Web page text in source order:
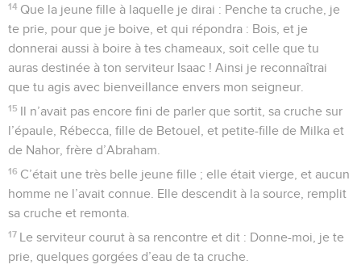
14 Que la jeune fille à laquelle je dirai : Penche ta cruche, je
te prie, pour que je boive, et qui répondra : Bois, et je
donnerai aussi à boire à tes chameaux, soit celle que tu
auras destinée à ton serviteur Isaac ! Ainsi je reconnaîtrai
que tu agis avec bienveillance envers mon seigneur.
15 Il n’avait pas encore fini de parler que sortit, sa cruche sur
l’épaule, Rébecca, fille de Betouel, et petite-fille de Milka et
de Nahor, frère d’Abraham.
16 C’était une très belle jeune fille ; elle était vierge, et aucun
homme ne l’avait connue. Elle descendit à la source, remplit
sa cruche et remonta.
17 Le serviteur courut à sa rencontre et dit : Donne-moi, je te
prie, quelques gorgées d’eau de ta cruche.